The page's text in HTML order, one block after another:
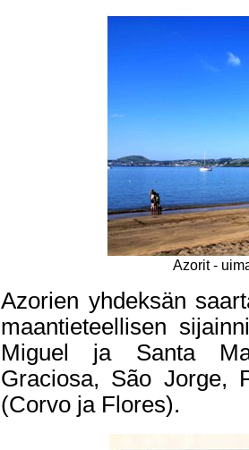
Azorit -
Azorien yhdeksän
maantieteellisen
Miguel ja Santa
Graciosa, São Jorge,
(Corvo ja Flores).